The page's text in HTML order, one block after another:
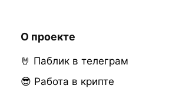
О проекте
🤘 Паблик в телеграм
😎 Работа в крипте